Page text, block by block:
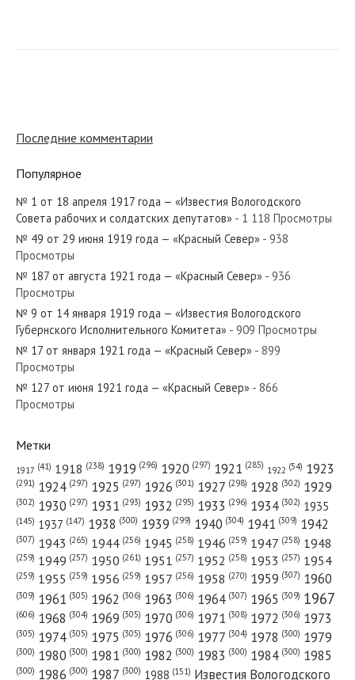
№ 63 от марта 1924 года — «Красный Север»
№ 166 от июля 1938 года — «Красный Север»
№ 192 от августа 1983 года — «Красный Север»
№ 184 от августа 1920 года — «Красный Север»
№ 175 от июля 1971 года — «Красный Север»
Последние комментарии
Популярное
№ 1 от 18 апреля 1917 года — «Известия Вологодского
Совета рабочих и солдатских депутатов» - 1 118 Просмотры
№ 49 от 29 июня 1919 года — «Красный Север» - 938
Просмотры
№ 187 от августа 1921 года — «Красный Север» - 936
Просмотры
№ 9 от 14 января 1919 года — «Известия Вологодского
Губернского Исполнительного Комитета» - 909 Просмотры
№ 17 от января 1921 года — «Красный Север» - 899
Просмотры
№ 127 от июня 1921 года — «Красный Север» - 866
Просмотры
Метки
1917 (41) 1918 (238) 1919 (296) 1920 (297) 1921 (285) 1922 (54) 1923
(291) 1924 (297) 1925 (297) 1926 (301) 1927 (298) 1928 (302) 1929
(302) 1930 (297) 1931 (293) 1932 (295) 1933 (296) 1934 (302) 1935
(145) 1937 (147) 1938 (300) 1939 (299) 1940 (304) 1941 (309) 1942
(307) 1943 (265) 1944 (256) 1945 (258) 1946 (259) 1947 (258) 1948
(259) 1949 (257) 1950 (261) 1951 (257) 1952 (258) 1953 (257) 1954
(259) 1955 (259) 1956 (259) 1957 (256) 1958 (270) 1959 (307) 1960
(309) 1961 (305) 1962 (306) 1963 (306) 1964 (307) 1965 (309) 1967
(606) 1968 (304) 1969 (305) 1970 (306) 1971 (308) 1972 (306) 1973
(305) 1974 (305) 1975 (305) 1976 (306) 1977 (304) 1978 (300) 1979
(300) 1980 (300) 1981 (300) 1982 (300) 1983 (300) 1984 (300) 1985
(300) 1986 (300) 1987 (300) 1988 (151) Известия Вологодского